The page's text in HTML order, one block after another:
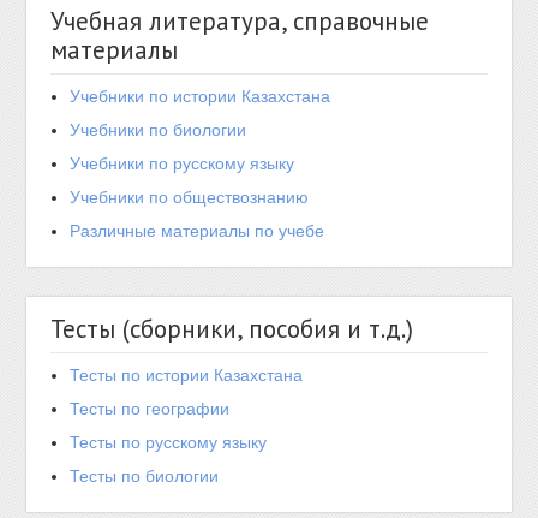
Учебная литература, справочные
материалы
Учебники по истории Казахстана
Учебники по биологии
Учебники по русскому языку
Учебники по обществознанию
Различные материалы по учебе
Тесты (сборники, пособия и т.д.)
Тесты по истории Казахстана
Тесты по географии
Тесты по русскому языку
Тесты по биологии